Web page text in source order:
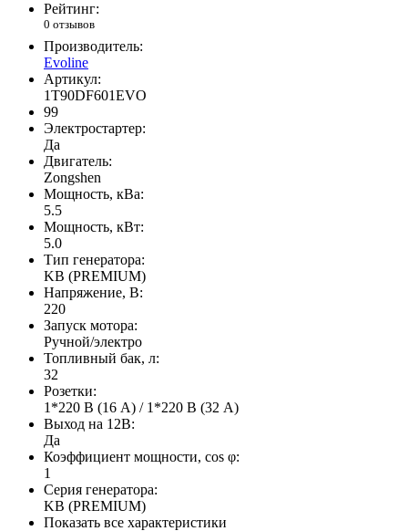
Рейтинг:
0 отзывов
Производитель:
Evoline
Артикул:
1T90DF601EVO
99
Электростартер:
Да
Двигатель:
Zongshen
Мощность, кВа:
5.5
Мощность, кВт:
5.0
Тип генератора:
KB (PREMIUM)
Напряжение, В:
220
Запуск мотора:
Ручной/электро
Топливный бак, л:
32
Розетки:
1*220 В (16 А) / 1*220 В (32 А)
Выход на 12В:
Да
Коэффициент мощности, cos φ:
1
Серия генератора:
KB (PREMIUM)
Показать все характеристики